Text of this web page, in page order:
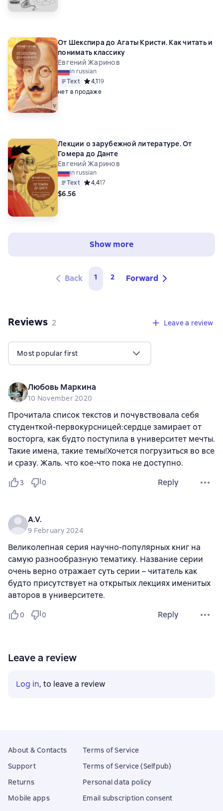
От Шекспира до Агаты Кристи. Как читать и
понимать классику
Евгений Жаринов
in russian
Text Средний рейтинг 4,1 на основе 19 оценок
4,119
нет в продаже
Лекции о зарубежной литературе. От
Гомера до Данте
Евгений Жаринов
in russian
Text Средний рейтинг 4,4 на основе 17 оценок
4,417
$6.56
Show more
Back 1 2 Forward
Reviews 2 reviews
2 Leave a review
Most popular first
Любовь Маркина
10 November 2020
Прочитала список текстов и почувствовала себя
студенткой-первокурсницей:сердце замирает от
восторга, как будто поступила в университет мечты.
Такие имена, такие темы!Хочется погрузиться во все
и сразу. Жаль. что кое-что пока не доступно.
3 0 Reply
A.V.
9 February 2024
Великолепная серия научно-популярных книг на
самую разнообразную тематику. Название серии
очень верно отражает суть серии – читатель как
будто присутствует на открытых лекциях именитых
авторов в университете.
0 0 Reply
Leave a review
Log in, to leave a review
About & Contacts
Support
Returns
Mobile apps
Terms of Service
Terms of Service (Selfpub)
Personal data policy
Email subscription consent